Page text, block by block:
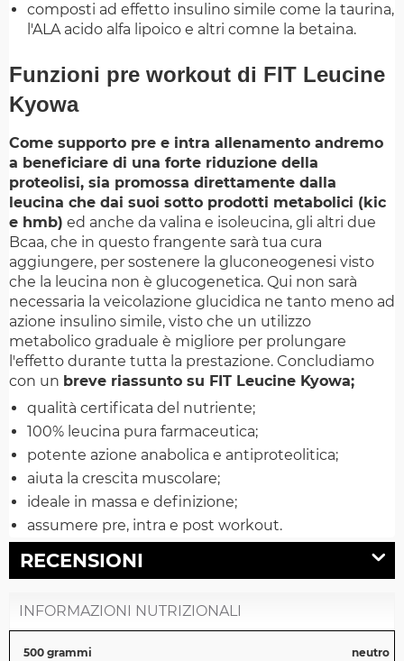
composti ad effetto insulino simile come la taurina,
l'ALA acido alfa lipoico e altri comne la betaina.
Funzioni pre workout di FIT Leucine
Kyowa
Come supporto pre e intra allenamento andremo
a beneficiare di una forte riduzione della
proteolisi, sia promossa direttamente dalla
leucina che dai suoi sotto prodotti metabolici (kic
e hmb) ed anche da valina e isoleucina, gli altri due
Bcaa, che in questo frangente sarà tua cura
aggiungere, per sostenere la gluconeogenesi visto
che la leucina non è glucogenetica. Qui non sarà
necessaria la veicolazione glucidica ne tanto meno ad
azione insulino simile, visto che un utilizzo
metabolico graduale è migliore per prolungare
l'effetto durante tutta la prestazione. Concludiamo
con un breve riassunto su FIT Leucine Kyowa;
qualità certificata del nutriente;
100% leucina pura farmaceutica;
potente azione anabolica e antiproteolitica;
aiuta la crescita muscolare;
ideale in massa e definizione;
assumere pre, intra e post workout.
RECENSIONI
INFORMAZIONI NUTRIZIONALI
500 grammi neutro